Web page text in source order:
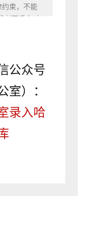
束，不能
者不适合对
有信息和
实的，尽
性或可靠
声明或保证
息、观点
时的情
行通知。走
关主要证
包含的分
公众号
室）：
录入哈